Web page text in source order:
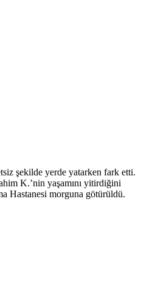
şekilde yerde yatarken fark etti.
K.’nin yaşamını yitirdiğini
Hastanesi morguna götürüldü.